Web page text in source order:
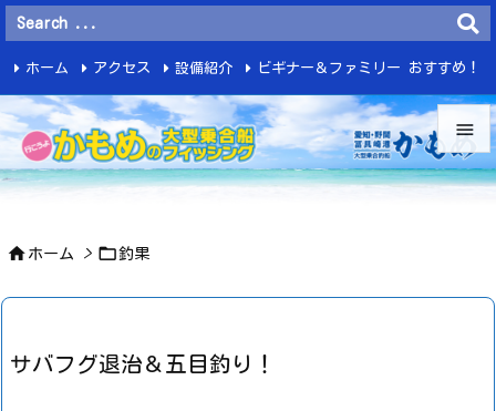


ホーム アクセス 設備紹介 ビギナー＆ファミリー おすすめ！
釣 果
 ホーム > 釣果
サバフグ退治＆五目釣り！